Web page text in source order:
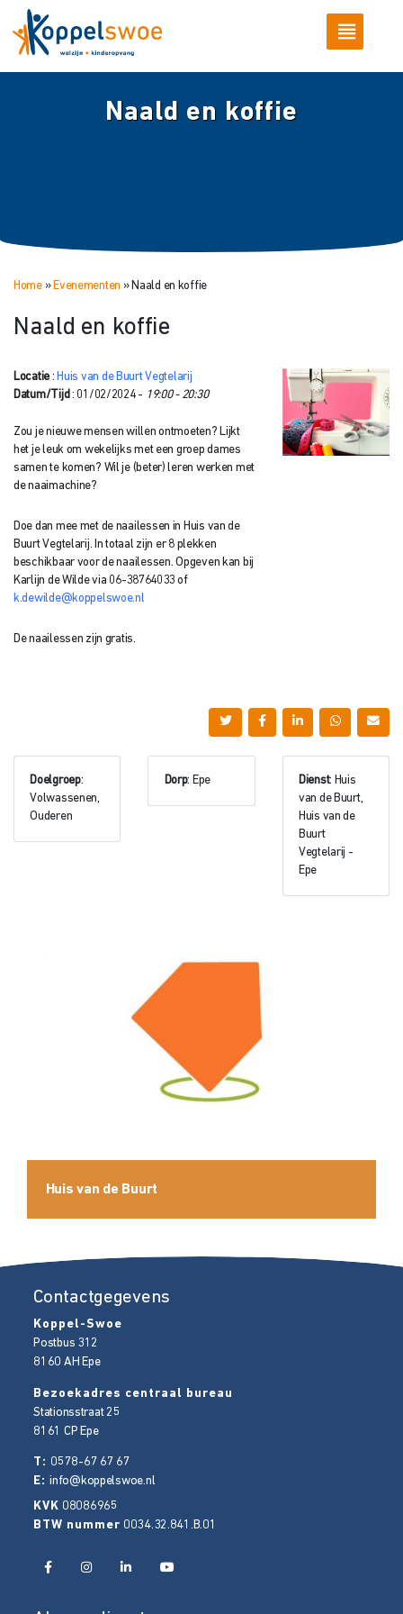
Naald en koffie
Home» Evenementen » Naald en koffie
Naald en koffie
Locatie : Huis van de Buurt Vegtelarij
Datum/Tijd : 01/02/2024 - 19:00 - 20:30
Zou je nieuwe mensen willen ontmoeten? Lijkt
het je leuk om wekelijks met een groep dames
samen te komen? Wil je (beter) leren werken met
de naaimachine?
Doe dan mee met de naailessen in Huis van de
Buurt Vegtelarij. In totaal zijn er 8 plekken
beschikbaar voor de naailessen. Opgeven kan bij
Karlijn de Wilde via 06-38764033 of
k.dewilde@koppelswoe.nl
De naailessen zijn gratis.
Doelgroep:
Volwassenen,
Ouderen
Dorp: Epe Dienst: Huis
van de Buurt,
Huis van de
Buurt
Vegtelarij -
Epe
Huis van de Buurt
Contactgegevens
Koppel-Swoe
Postbus 312
8160 AH Epe
Bezoekadres centraal bureau
Stationsstraat 25
8161 CP Epe
T: 0578-67 67 67
E:info@koppelswoe.nl
KVK 08086965
BTW nummer 0034.32.841.B.01